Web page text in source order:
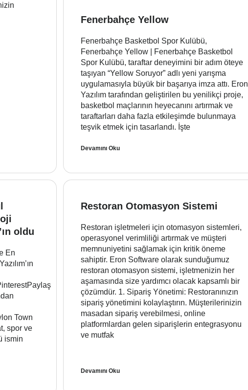
Fenerbahçe Yellow
Fenerbahçe Basketbol Spor Kulübü,
Fenerbahçe Yellow | Fenerbahçe Basketbol
Spor Kulübü, taraftar deneyimini bir adım öteye
taşıyan “Yellow Soruyor” adlı yeni yarışma
uygulamasıyla büyük bir başarıya imza attı. Eron
Yazılım tarafından geliştirilen bu yenilikçi proje,
basketbol maçlarının heyecanını artırmak ve
taraftarları daha fazla etkileşimde bulunmaya
teşvik etmek için tasarlandı. İşte
Devamını Oku
oldu
En
Town
spor ve
ismin
Restoran Otomasyon Sistemi
Restoran işletmeleri için otomasyon sistemleri,
operasyonel verimliliği artırmak ve müşteri
memnuniyetini sağlamak için kritik öneme
sahiptir. Eron Software olarak sunduğumuz
restoran otomasyon sistemi, işletmenizin her
aşamasında size yardımcı olacak kapsamlı bir
çözümdür. 1. Sipariş Yönetimi: Restoranınızın
sipariş yönetimini kolaylaştırın. Müşterilerinizin
masadan sipariş verebilmesi, online
platformlardan gelen siparişlerin entegrasyonu
ve mutfak
Devamını Oku